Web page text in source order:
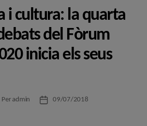
i cultura: la quarta
del Fòrum
inicia els seus
Per admin
Data09/07/2018